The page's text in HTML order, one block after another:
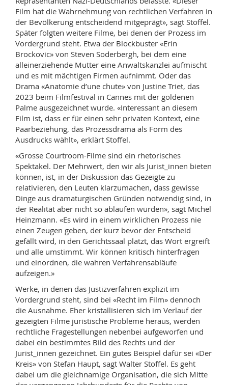
Film hat die Wahrnehmung von rechtlichen Verfahren in
der Bevölkerung entscheidend mitgeprägt», sagt Stoffel.
Später folgten weitere Filme, bei denen der Prozess im
Vordergrund steht. Etwa der Blockbuster «Erin
Brockovic» von Steven Soderbergh, bei dem eine
alleinerziehende Mutter eine Anwaltskanzlei aufmischt
und es mit mächtigen Firmen aufnimmt. Oder das
Drama «Anatomie d’une chute» von Justine Triet, das
2023 beim Filmfestival in Cannes mit der goldenen
Palme ausgezeichnet wurde. «Interessant an diesem
Film ist, dass er für einen sehr privaten Kontext, eine
Paarbeziehung, das Prozessdrama als Form des
Ausdrucks wählt», erklärt Stoffel.
«Grosse Courtroom-Filme sind ein rhetorisches
Spektakel. Der Mehrwert, den wir als Jurist_innen bieten
können, ist, in der Diskussion das Gezeigte zu
relativieren, den Leuten klarzumachen, dass gewisse
Dinge aus dramaturgischen Gründen notwendig sind, in
der Realität aber nicht so ablaufen würden», sagt Michel
Heinzmann. «Es wird in einem wirklichen Prozess nie
einen Zeugen geben, der kurz bevor der Entscheid
gefällt wird, in den Gerichtssaal platzt, das Wort ergreift
und alle umstimmt. Wir können kritisch hinterfragen
und einordnen, die wahren Verfahrensabläufe
aufzeigen.»
Werke, in denen das Justizverfahren explizit im
Vordergrund steht, sind bei «Recht im Film» dennoch
die Ausnahme. Eher kristallisieren sich im Verlauf der
gezeigten Filme juristische Probleme heraus, werden
rechtliche Fragestellungen nebenbei aufgeworfen und
dabei ein bestimmtes Bild des Rechts und der
Jurist_innen gezeichnet. Ein gutes Beispiel dafür sei «Der
Kreis» von Stefan Haupt, sagt Walter Stoffel. Es geht
dabei um die gleichnamige Organisation, die sich Mitte